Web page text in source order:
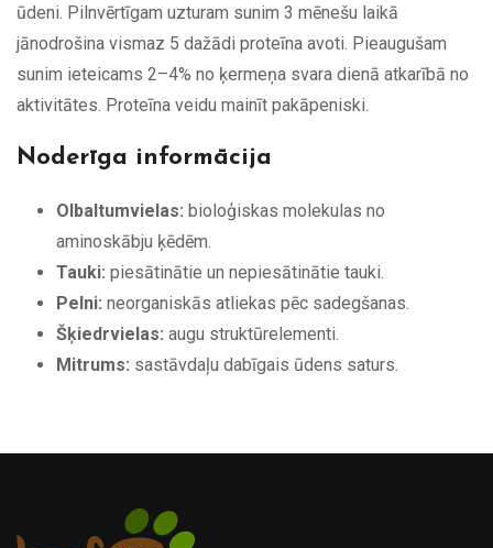
ūdeni. Pilnvērtīgam uzturam sunim 3 mēnešu laikā
jānodrošina vismaz 5 dažādi proteīna avoti. Pieaugušam
sunim ieteicams 2–4% no ķermeņa svara dienā atkarībā no
aktivitātes. Proteīna veidu mainīt pakāpeniski.
Noderīga informācija
Olbaltumvielas: bioloģiskas molekulas no
aminoskābju ķēdēm.
Tauki: piesātinātie un nepiesātinātie tauki.
Pelni: neorganiskās atliekas pēc sadegšanas.
Šķiedrvielas: augu struktūrelementi.
Mitrums: sastāvdaļu dabīgais ūdens saturs.